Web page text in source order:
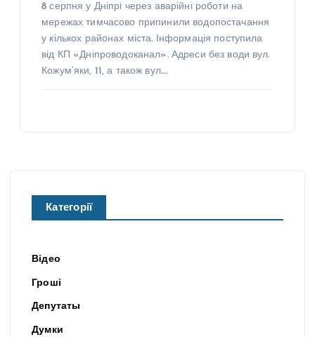
8 серпня у Дніпрі через аварійні роботи на
мережах тимчасово припинили водопостачання
у кількох районах міста. Інформація поступила
від КП «Дніпроводоканал». Адреси без води вул.
Кожум’яки, 11, а також вул.…
Категорії
Відео
Гроші
Депутаты
Думки